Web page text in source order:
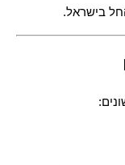
בישראל.